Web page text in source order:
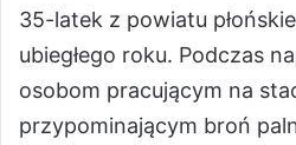
35-latek z powiatu
ubiegłego roku. Podczas
osobom pracującym na
przypominającym broń